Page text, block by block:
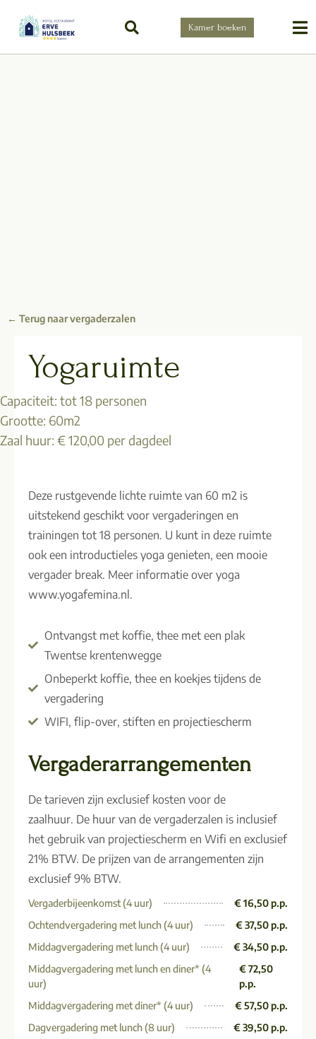
Kamer boeken
← Terug naar vergaderzalen
Yogaruimte
Capaciteit: tot 18 personen
Grootte: 60m2
Zaal huur: € 120,00 per dagdeel
Deze rustgevende lichte ruimte van 60 m2 is
uitstekend geschikt voor vergaderingen en
trainingen tot 18 personen. U kunt in deze ruimte
ook een introductieles yoga genieten, een mooie
vergader break. Meer informatie over yoga
www.yogafemina.nl.
Ontvangst met koffie, thee met een plak
Twentse krentenwegge
Onbeperkt koffie, thee en koekjes tijdens de
vergadering
WIFI, flip-over, stiften en projectiescherm
Vergaderarrangementen
De tarieven zijn exclusief kosten voor de
zaalhuur. De huur van de vergaderzalen is inclusief
het gebruik van projectiescherm en Wifi en exclusief
21% BTW. De prijzen van de arrangementen zijn
exclusief 9% BTW.
Vergaderbijeenkomst (4 uur)
€ 16,50 p.p.
Ochtendvergadering met lunch (4 uur)
€ 37,50 p.p.
Middagvergadering met lunch (4 uur)
€ 34,50 p.p.
Middagvergadering met lunch en diner* (4
uur)
€ 72,50
p.p.
Middagvergadering met diner* (4 uur)
€ 57,50 p.p.
Dagvergadering met lunch (8 uur)
€ 39,50 p.p.